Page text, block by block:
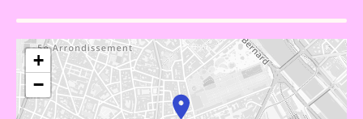
+
−